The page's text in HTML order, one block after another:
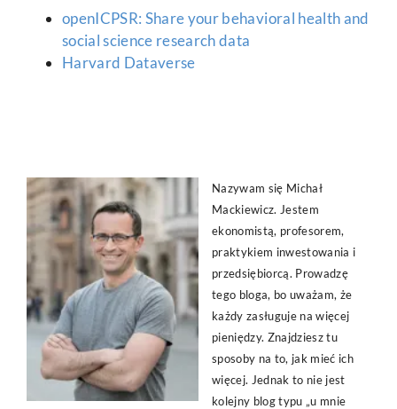
openICPSR: Share your behavioral health and
social science research data
Harvard Dataverse
Nazywam się Michał
Mackiewicz. Jestem
ekonomistą, profesorem,
praktykiem inwestowania i
przedsiębiorcą. Prowadzę
tego bloga, bo uważam, że
każdy zasługuje na więcej
pieniędzy. Znajdziesz tu
sposoby na to, jak mieć ich
więcej. Jednak to nie jest
kolejny blog typu „u mnie